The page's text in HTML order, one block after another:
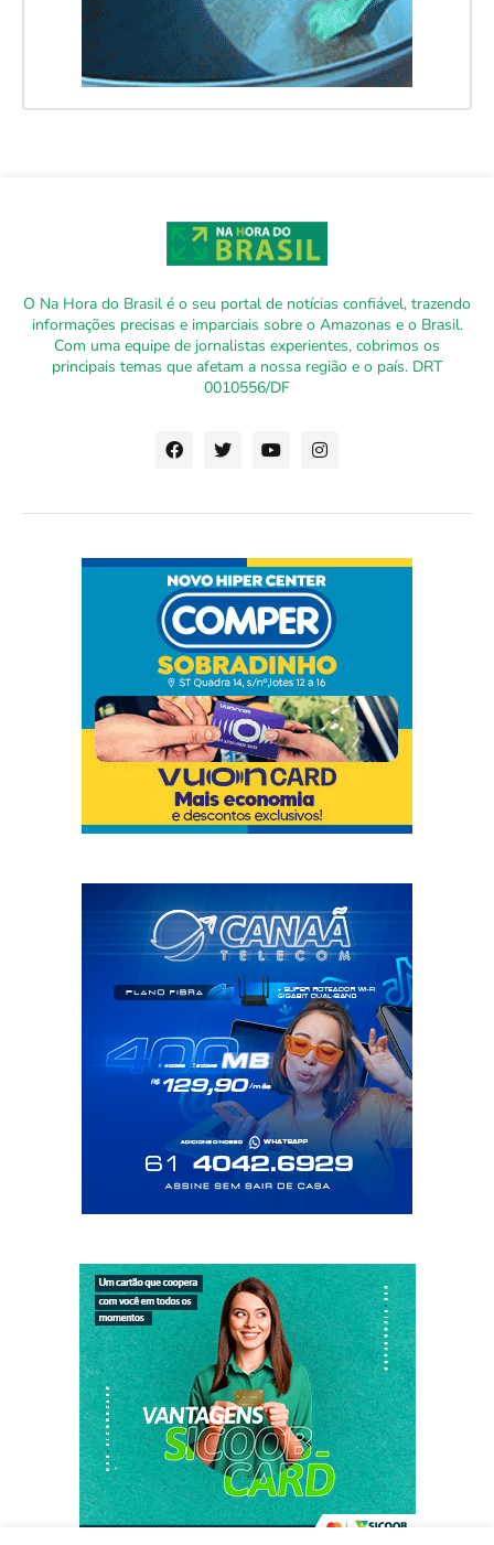
O Na Hora do Brasil é o seu portal de notícias confiável, trazendo
informações precisas e imparciais sobre o Amazonas e o Brasil.
Com uma equipe de jornalistas experientes, cobrimos os
principais temas que afetam a nossa região e o país. DRT
0010556/DF